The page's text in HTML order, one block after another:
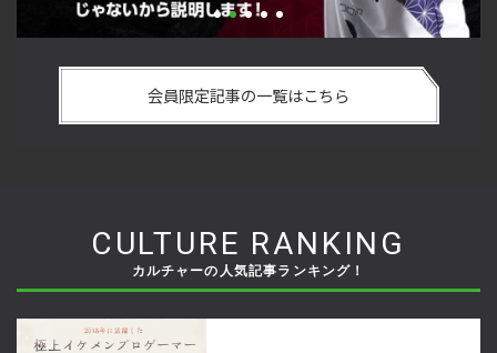
の強さは 「若さ」だけじゃないから説明します！【ストーム
久保のプロ格闘ゲーマーのゲンバから！ 第50回】
会員限定記事の一覧はこちら
CULTURE RANKING
カルチャーの人気記事ランキング！